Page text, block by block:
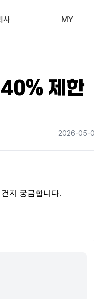
사 MY
후기 자주하는 질문
실시간 상담
40% 제한
2026-05-
지 궁금합니다.